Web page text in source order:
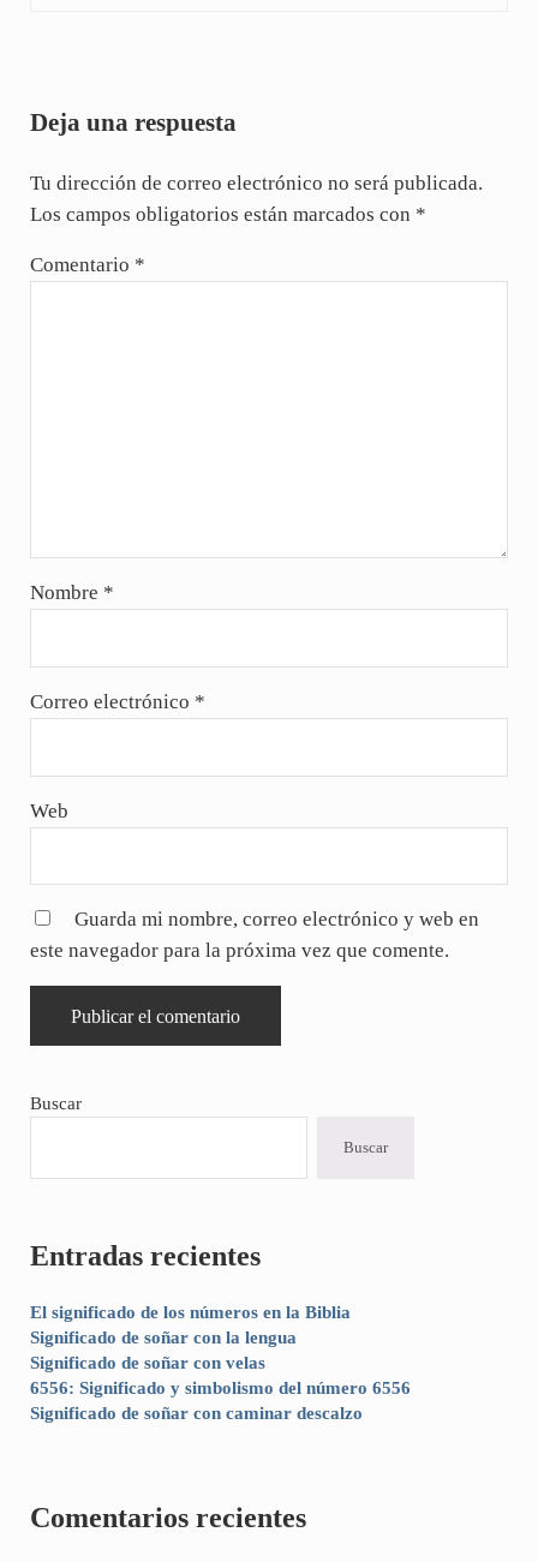
Deja una respuesta
Tu dirección de correo electrónico no será publicada.
Los campos obligatorios están marcados con *
Comentario *
Nombre *
Correo electrónico *
Web
Guarda mi nombre, correo electrónico y web en
este navegador para la próxima vez que comente.
Sidebar
Buscar
Buscar
Entradas recientes
El significado de los números en la Biblia
Significado de soñar con la lengua
Significado de soñar con velas
6556: Significado y simbolismo del número 6556
Significado de soñar con caminar descalzo
Comentarios recientes